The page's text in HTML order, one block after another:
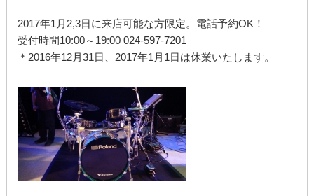
2017年1月2,3日に来店可能な方限定。電話予約OK！
受付時間10:00～19:00 024-597-7201
＊2016年12月31日、2017年1月1日は休業いたします。